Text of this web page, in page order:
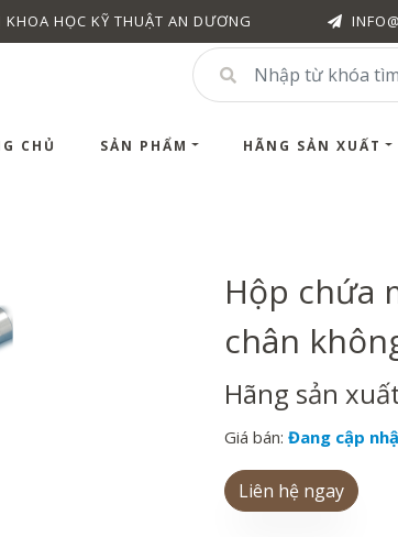
HỌC KỸ THUẬT AN DƯƠNG
CHỦ SẢN PHẨM HÃNG SẢN XUẤT
Hộp chứa
chân
Hãng sản
Giá bán: Đang cập
Liên hệ ngay